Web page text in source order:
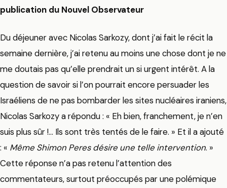
publication du Nouvel Observateur
Du déjeuner avec Nicolas Sarkozy, dont j’ai fait le récit la
semaine dernière, j’ai retenu au moins une chose dont je ne
me doutais pas qu’elle prendrait un si urgent intérêt. A la
question de savoir si l’on pourrait encore persuader les
Israéliens de ne pas bombarder les sites nucléaires iraniens,
Nicolas Sarkozy a répondu : « Eh bien, franchement, je n’en
suis plus sûr !… Ils sont très tentés de le faire. » Et il a ajouté
: « Même Shimon Peres désire une telle intervention. »
Cette réponse n’a pas retenu l’attention des
commentateurs, surtout préoccupés par une polémique